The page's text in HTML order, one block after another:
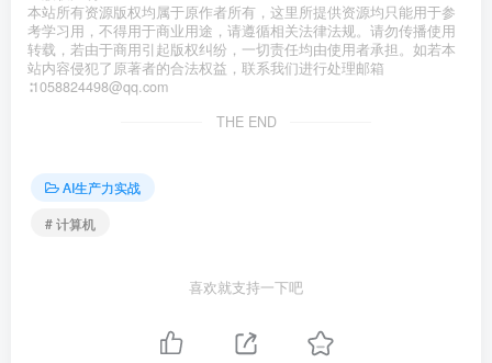
本站所有资源版权均属于原作者所有，这里所提供资源均只能用于参
考学习用，不得用于商业用途，请遵循相关法律法规。请勿传播使用
转载，若由于商用引起版权纠纷，一切责任均由使用者承担。如若本
站内容侵犯了原著者的合法权益，联系我们进行处理邮箱
∶1058824498@qq.com
THE END
AI生产力实战
# 计算机
喜欢就支持一下吧